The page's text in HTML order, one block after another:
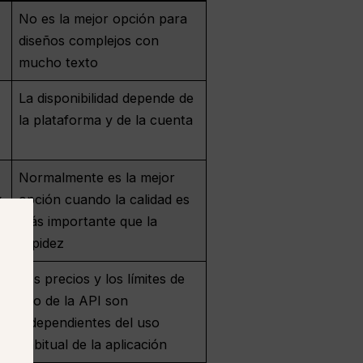
No es la mejor opción para
diseños complejos con
mucho texto
La disponibilidad depende de
la plataforma y de la cuenta
Normalmente es la mejor
opción cuando la calidad es
más importante que la
rapidez
Los precios y los límites de
uso de la API son
independientes del uso
habitual de la aplicación